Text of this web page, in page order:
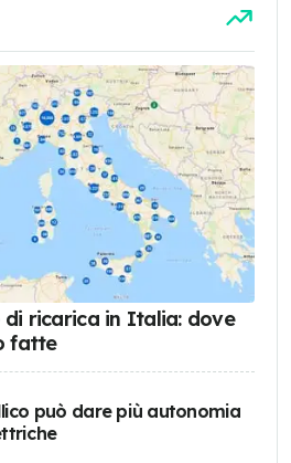
di ricarica in Italia: dove
fatte
può dare più autonomia